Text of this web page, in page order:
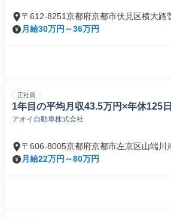
〒612-8251京都府京都市伏見区横大路
月給30万円～36万円
正社員
1年目の平均月収43.5万円×年休125
アオイ自動車株式会社
〒606-8005京都府京都市左京区山端川
月給22万円～80万円